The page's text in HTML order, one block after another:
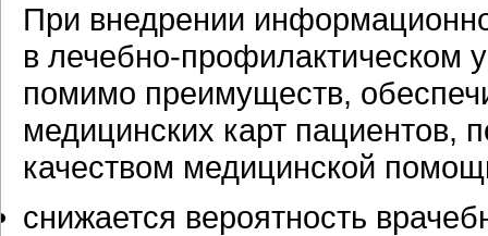
При внедрении
в лечебно-профилактическом
помимо преимуществ,
медицинских карт пациентов,
качеством медицинской
снижается вероятность